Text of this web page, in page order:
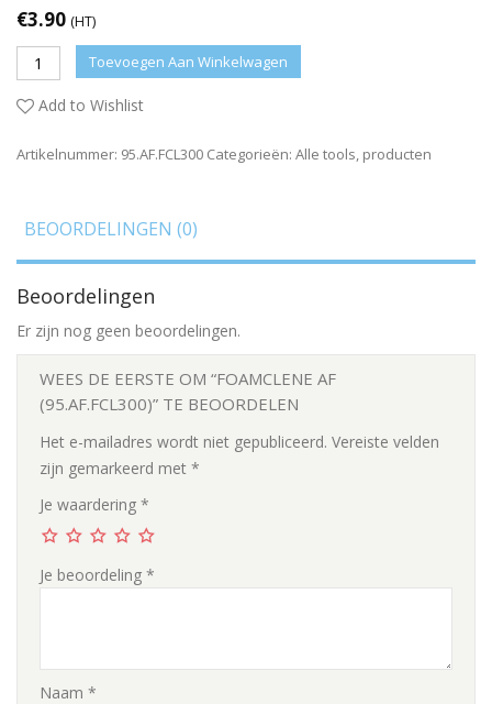
€3.90 (HT)
Toevoegen Aan Winkelwagen
Add to Wishlist
Artikelnummer: 95.AF.FCL300 Categorieën: Alle tools, producten
BEOORDELINGEN (0)
Beoordelingen
Er zijn nog geen beoordelingen.
WEES DE EERSTE OM “FOAMCLENE AF
(95.AF.FCL300)” TE BEOORDELEN
Het e-mailadres wordt niet gepubliceerd. Vereiste velden
zijn gemarkeerd met *
Je waardering *
Je beoordeling *
Naam *